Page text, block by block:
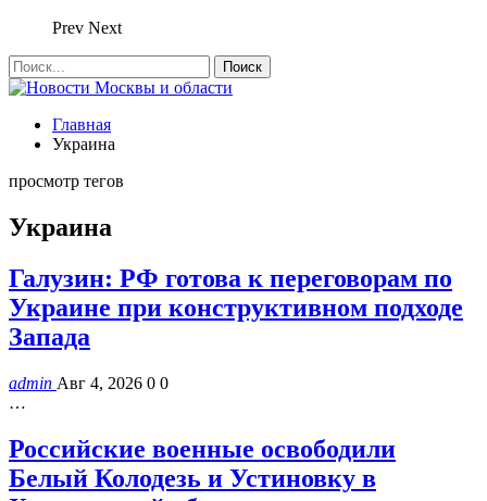
Prev Next
Главная
Украина
просмотр тегов
Украина
Галузин: РФ готова к переговорам по
Украине при конструктивном подходе
Запада
admin Авг 4, 2026 0 0
…
Российские военные освободили
Белый Колодезь и Устиновку в